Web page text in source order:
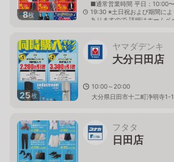
8枚
■通常営業時間 平日：10:00
19:30 ※土日祝および期間に
ありますので 詳細はホームペ
25枚
ヤマダデンキ
大分日田店
10:00～20:00
大分県日田市十二町浄明寺1-1
フタタ
日田店